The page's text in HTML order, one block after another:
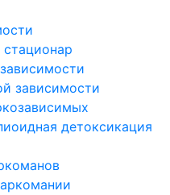
зависимости
детоксикация